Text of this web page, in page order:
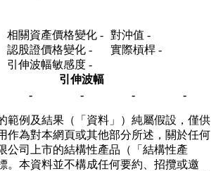
相關資產價格變化 - 對沖值 -
認股證價格變化 - 實際槓桿 -
引伸波幅敏感度 -
引伸波幅
- - - -
範例及結果（「資料」）純屬假設，僅供
作為對本網頁或其他部分所述，關於任何
公司上市的結構性產品（「結構性產
。本資料並不構成任何要約、招攬或邀